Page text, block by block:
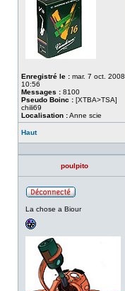
Enregistré le : mar. 7 oct. 2008,
10:56
Messages : 8100
Pseudo Boinc : [XTBA>TSA]
chili69
Localisation :Anne scie
Haut
poulpito
ligne
La chose a Biour